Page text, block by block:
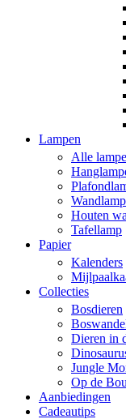
Lampen
Alle
Houten
Tafellamp
Papier
Kalenders
Collecties
Bosdieren
Dieren in
Jungle
Op de
Aanbiedingen
Cadeautips